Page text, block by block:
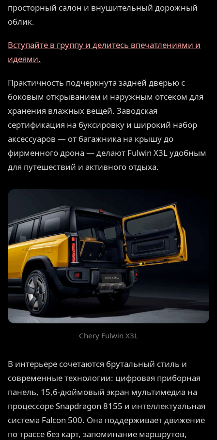
просторный салон и внушительный дорожный
облик.
Вступайте в группу и делитесь впечатлениями и
идеями.
Практичность подчеркнута задней дверью с
боковым открыванием и наружным отсеком для
хранения влажных вещей. Заводская
сертификация на буксировку и широкий набор
аксессуаров — от багажника на крышу до
фирменного дрона — делают Fulwin X3L удобным
для путешествий и активного отдыха.
Chery Fulwin X3L
В интерьере сочетаются брутальный стиль и
современные технологии: цифровая приборная
панель, 15,6-дюймовый экран мультимедиа на
процессоре Snapdragon 8155 и интеллектуальная
система Falcon 500. Она поддерживает движение
по трассе без карт, запоминание маршрутов,